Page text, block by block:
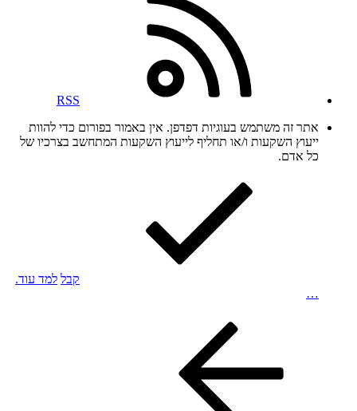
RSS
אתר זה משתמש בעוגיות דפדפן. אין באמור בפורום כדי להוות
ייעוץ השקעות ו/או תחליף לייעוץ השקעות המתחשב בצרכיו של
כל אדם.
קבל למד עוד.
…